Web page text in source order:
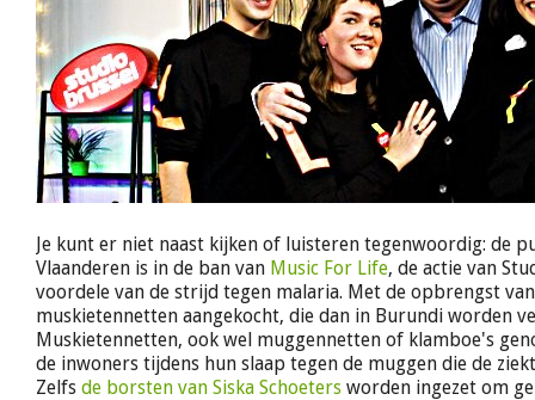
Je kunt er niet naast kijken of luisteren tegenwoordig: de
Vlaanderen is in de ban van Music For Life, de actie van
voordele van de strijd tegen malaria. Met de opbrengst
muskietennetten aangekocht, die dan in Burundi worden
Muskietennetten, ook wel muggennetten of klamboe's
de inwoners tijdens hun slaap tegen de muggen die de
Zelfs de borsten van Siska Schoeters worden ingezet om